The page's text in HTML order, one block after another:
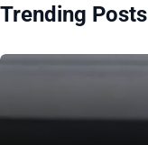
Trending Posts